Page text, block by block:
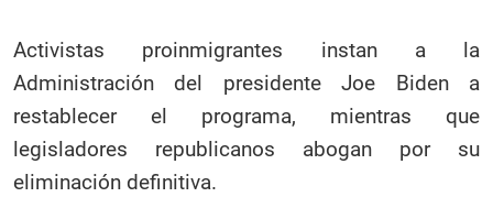
Activistas proinmigrantes instan a la
Administración del presidente Joe Biden a
restablecer el programa, mientras que
legisladores republicanos abogan por su
eliminación definitiva.